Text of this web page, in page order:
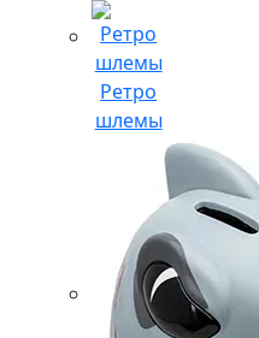
Ретро
шлемы